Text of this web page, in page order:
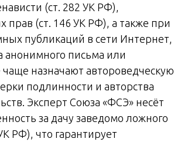
(ст. 282 УК РФ),
прав (ст. 146 УК РФ), а также при
публикаций в сети Интернет,
анонимного письма или
назначают автороведческую
подлинности и авторства
Эксперт Союза «ФСЭ» несёт
за дачу заведомо ложного
РФ), что гарантирует